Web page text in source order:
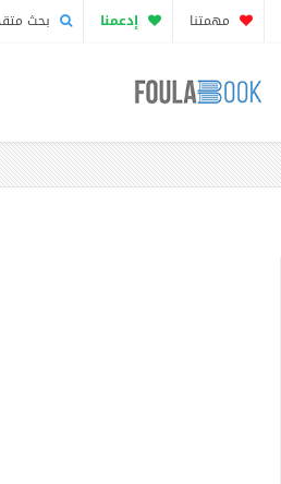
مهمتنا إدعمنا بحث